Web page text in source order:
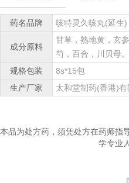
药名品牌 咳特灵久咳丸(延生)
成分原料
甘草，熟地黄，玄
芍，百合，川贝母。
规格包装
8s*15包
生产厂家
太和堂制药(香港)有
本品为处方药，须凭处方在药师指
学专业